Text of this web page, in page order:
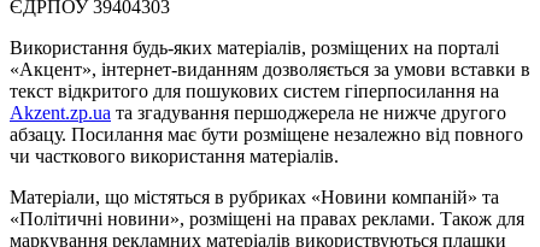
ЄДРПОУ 39404303
Використання будь-яких матеріалів, розміщених на порталі
«Акцент», інтернет-виданням дозволяється за умови вставки в
текст відкритого для пошукових систем гіперпосилання на
Akzent.zp.ua та згадування першоджерела не нижче другого
абзацу. Посилання має бути розміщене незалежно від повного
чи часткового використання матеріалів.
Матеріали, що містяться в рубриках «Новини компаній» та
«Політичні новини», розміщені на правах реклами. Також для
маркування рекламних матеріалів використвуються плашки